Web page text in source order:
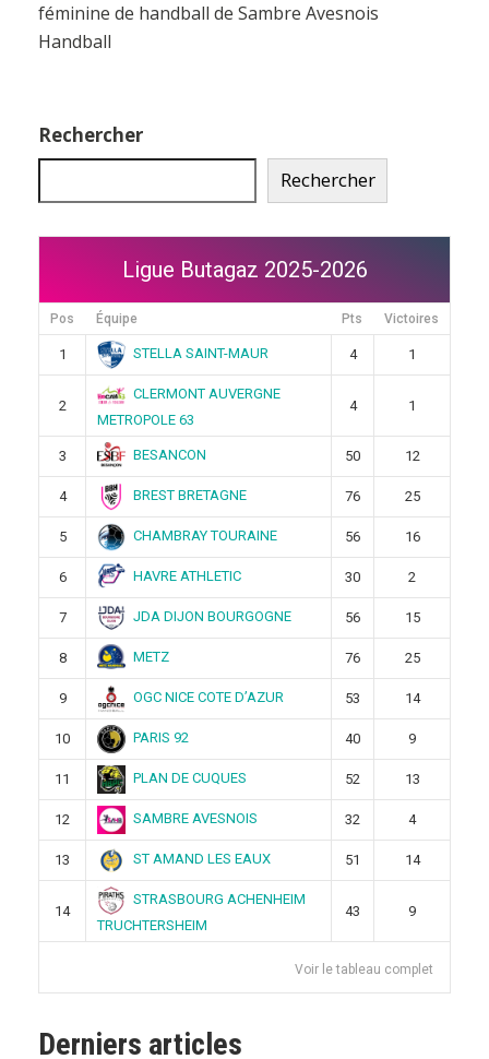
féminine de handball de Sambre Avesnois
Handball
Rechercher
Rechercher
Ligue Butagaz 2025-2026
Pos Équipe Pts Victoires
1 STELLA SAINT-MAUR 4 1
2
CLERMONT AUVERGNE
METROPOLE 63
4 1
3 BESANCON 50 12
4 BREST BRETAGNE 76 25
5 CHAMBRAY TOURAINE 56 16
6 HAVRE ATHLETIC 30 2
7 JDA DIJON BOURGOGNE 56 15
8 METZ 76 25
9 OGC NICE COTE D’AZUR 53 14
10 PARIS 92 40 9
11 PLAN DE CUQUES 52 13
12 SAMBRE AVESNOIS 32 4
13 ST AMAND LES EAUX 51 14
14
STRASBOURG ACHENHEIM
TRUCHTERSHEIM
43 9
Voir le tableau complet
Derniers articles